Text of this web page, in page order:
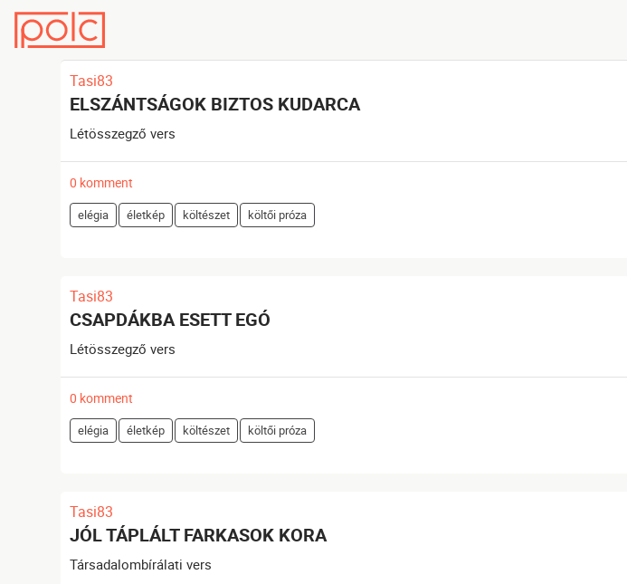
Tasi83
ELSZÁNTSÁGOK BIZTOS KUDARCA
Létösszegző vers
0 komment
elégia életkép költészet költői próza
Tasi83
CSAPDÁKBA ESETT EGÓ
Létösszegző vers
0 komment
elégia életkép költészet költői próza
Tasi83
JÓL TÁPLÁLT FARKASOK KORA
Társadalombírálati vers